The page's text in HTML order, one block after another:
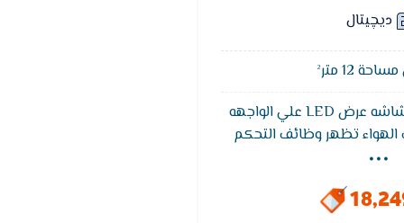
ديچيتال
12 متر²
يتميز تكييف فريش بشاشه عرض LED علي الواجهه
الهواء تظهر وظائف التحكم
خاصيه التشخيص الذاتي
كود يكون مترجم في كتالوج
العميل
...